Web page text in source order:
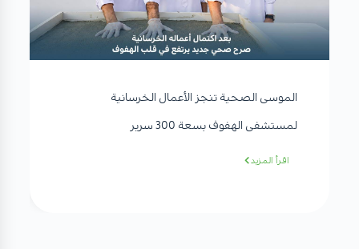
الموسى الصحية تنجز الأعمال الخرسانية
لمستشفى الهفوف بسعة 300 سرير
اقرأ المزيد